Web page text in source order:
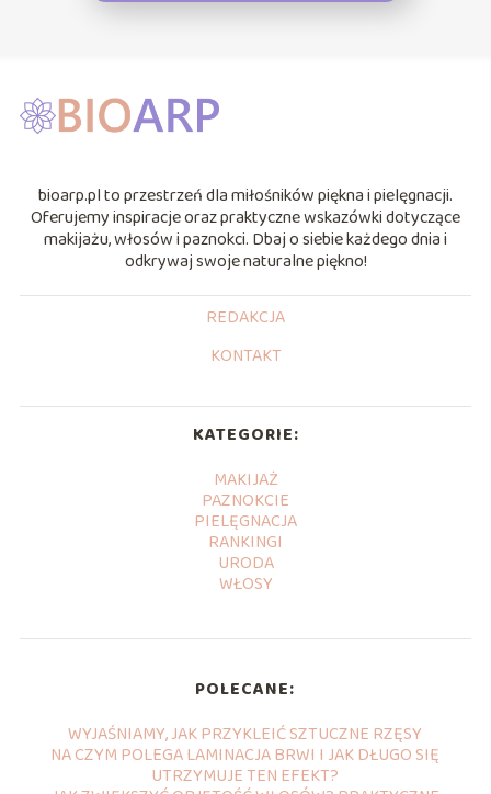
bioarp.pl to przestrzeń dla miłośników piękna i pielęgnacji.
Oferujemy inspiracje oraz praktyczne wskazówki dotyczące
makijażu, włosów i paznokci. Dbaj o siebie każdego dnia i
odkrywaj swoje naturalne piękno!
REDAKCJA
KONTAKT
KATEGORIE:
MAKIJAŻ
PAZNOKCIE
PIELĘGNACJA
RANKINGI
URODA
WŁOSY
POLECANE:
WYJAŚNIAMY, JAK PRZYKLEIĆ SZTUCZNE RZĘSY
NA CZYM POLEGA LAMINACJA BRWI I JAK DŁUGO SIĘ
UTRZYMUJE TEN EFEKT?